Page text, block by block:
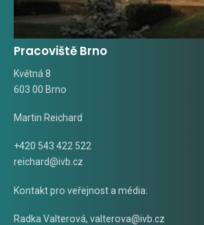
Pracoviště Brno
Květná 8
603 00 Brno
Martin Reichard
+420 543 422 522
reichard@ivb.cz
Kontakt pro veřejnost a média:
Radka Valterová, valterova@ivb.cz